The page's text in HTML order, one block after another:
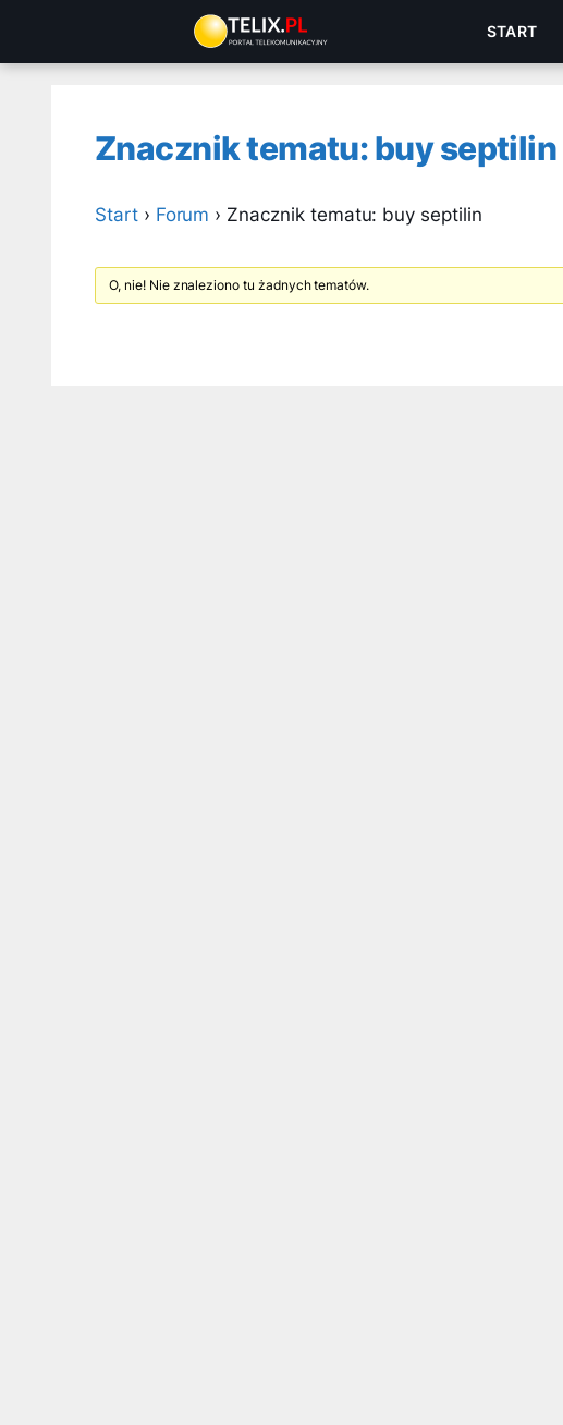
treści
START
Znacznik tematu: buy septilin
Start › Forum › Znacznik tematu: buy septilin
O, nie! Nie znaleziono tu żadnych tematów.